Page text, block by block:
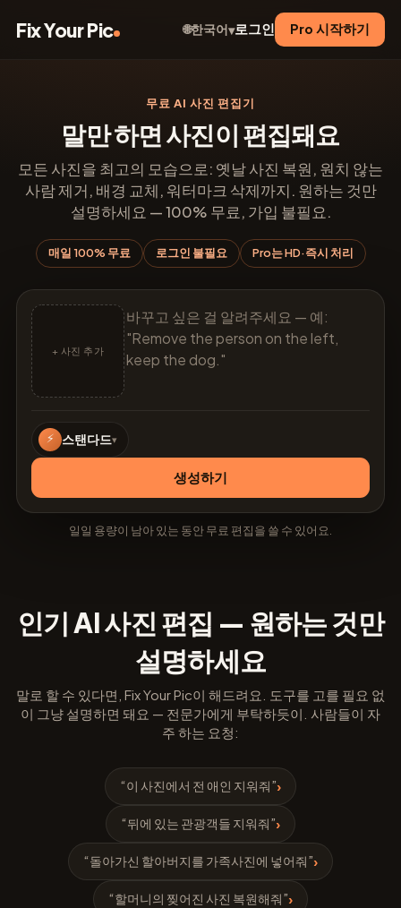
Fix Your Pic 🌐한국어▾로그인 Pro 시작하기
무료 AI 사진 편집기
말만 하면 사진이 편집돼요
모든 사진을 최고의 모습으로: 옛날 사진 복원, 원치 않는
사람 제거, 배경 교체, 워터마크 삭제까지. 원하는 것만
설명하세요 — 100% 무료, 가입 불필요.
매일 100% 무료 로그인 불필요 Pro는 HD·즉시 처리
+ 사진 추가
⚡ 스탠다드▾
생성하기
일일 용량이 남아 있는 동안 무료 편집을 쓸 수 있어요.
인기 AI 사진 편집 — 원하는 것만
설명하세요
말로 할 수 있다면, Fix Your Pic이 해드려요. 도구를 고를 필요 없
이 그냥 설명하면 돼요 — 전문가에게 부탁하듯이. 사람들이 자
주 하는 요청:
“이 사진에서 전 애인 지워줘”›
“뒤에 있는 관광객들 지워줘”›
“돌아가신 할아버지를 가족사진에 넣어줘”›
“할머니의 찢어진 사진 복원해줘”›